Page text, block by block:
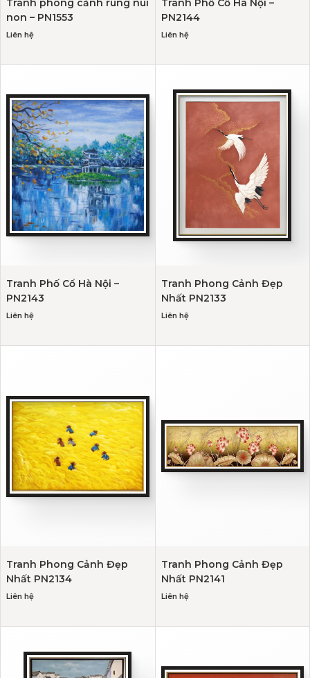
Tranh phong cảnh rùng núi
non – PN1553
Liên hệ
Tranh Phố Cổ Hà Nội –
PN2144
Liên hệ
Tranh Phố Cổ Hà Nội –
PN2143
Liên hệ
Tranh Phong Cảnh Đẹp
Nhất PN2133
Liên hệ
Tranh Phong Cảnh Đẹp
Nhất PN2134
Liên hệ
Tranh Phong Cảnh Đẹp
Nhất PN2141
Liên hệ